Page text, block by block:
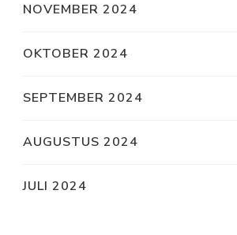
NOVEMBER 2024
OKTOBER 2024
SEPTEMBER 2024
AUGUSTUS 2024
JULI 2024